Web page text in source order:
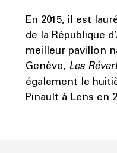
En 2015, il est
de la République
meilleur pavillon
Genève, Les
également le
Pinault à Lens en